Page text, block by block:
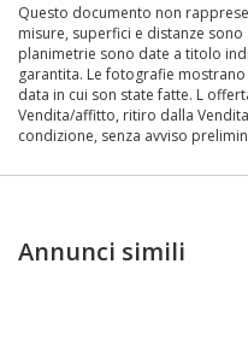
Questo documento non
misure, superfici e distanze
planimetrie sono date a titolo
garantita. Le fotografie
data in cui son state fatte. L
Vendita/affitto, ritiro dalla
condizione, senza avviso
Annunci simili